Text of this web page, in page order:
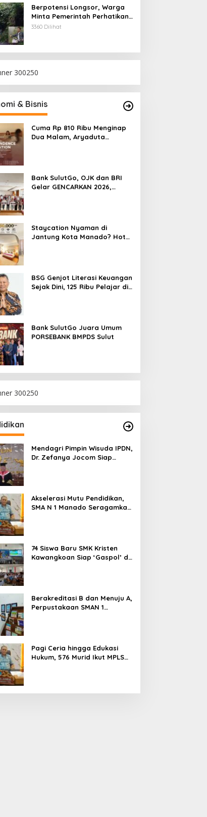
Berpotensi Longsor, Warga
Minta Pemerintah Perhatikan
Akses Jalan Masuk
3360 Dilihat
& Bisnis
Cuma Rp 810 Ribu Menginap
Dua Malam, Aryaduta
Bank SulutGo, OJK dan BRI
Gelar GENCARKAN 2026,
Staycation Nyaman di
Jantung Kota Manado? Hotel
BSG Genjot Literasi Keuangan
Sejak Dini, 125 Ribu Pelajar di
Bank SulutGo Juara Umum
PORSEBANK BMPDS Sulut
Mendagri Pimpin Wisuda IPDN,
Dr. Zefanya Jocom Siap
Akselerasi Mutu Pendidikan,
SMA N 1 Manado Seragamkan
74 Siswa Baru SMK Kristen
Kawangkoan Siap ‘Gaspol’ di
Berakreditasi B dan Menuju A,
Perpustakaan SMAN 1
Pagi Ceria hingga Edukasi
Hukum, 576 Murid Ikut MPLS